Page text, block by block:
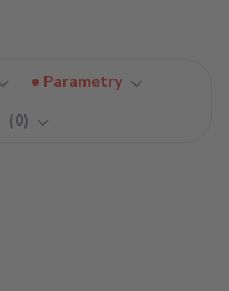
Parametry
0